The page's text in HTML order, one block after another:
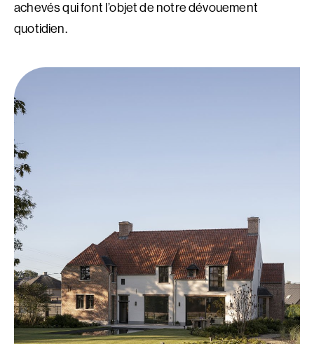
achevés qui font l’objet de notre dévouement
quotidien.